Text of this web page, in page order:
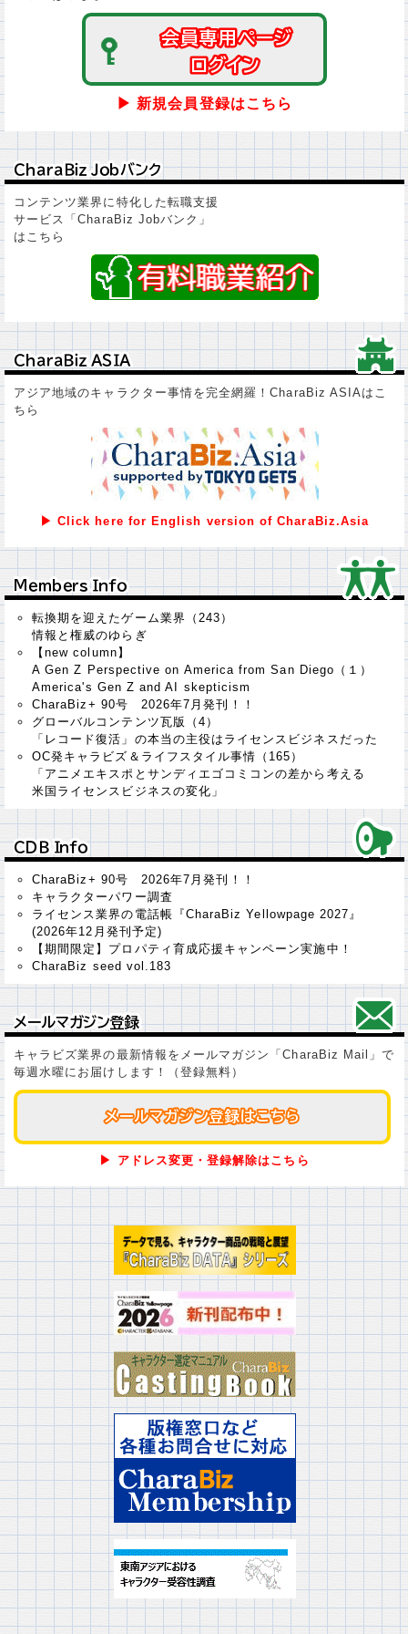
会員専用ページ
会員専用ページ
ログイン
ログイン
▶ 新規会員登録はこちら
ＣｈａｒａＢｉｚ Ｊｏｂバンク
ＣｈａｒａＢｉｚ Ｊｏｂバンク
コンテンツ業界に特化した転職支援
サービス「CharaBiz Jobバンク」
はこちら
ＣｈａｒａＢｉｚ ＡＳＩＡ
ＣｈａｒａＢｉｚ ＡＳＩＡ
アジア地域のキャラクター事情を完全網羅！CharaBiz ASIAはこ
ちら
▶ Click here for English version of CharaBiz.Asia
Ｍｅｍｂｅｒｓ Ｉｎｆｏ
Ｍｅｍｂｅｒｓ Ｉｎｆｏ
転換期を迎えたゲーム業界（243）
情報と権威のゆらぎ
【new column】
A Gen Z Perspective on America from San Diego（１）
America's Gen Z and AI skepticism
CharaBiz+ 90号 2026年7月発刊！！
グローバルコンテンツ瓦版（4）
「レコード復活」の本当の主役はライセンスビジネスだった
OC発キャラビズ＆ライフスタイル事情（165）
「アニメエキスポとサンディエゴコミコンの差から考える
米国ライセンスビジネスの変化」
ＣＤＢ Ｉｎｆｏ
ＣＤＢ Ｉｎｆｏ
CharaBiz+ 90号 2026年7月発刊！！
キャラクターパワー調査
ライセンス業界の電話帳『CharaBiz Yellowpage 2027』
(2026年12月発刊予定)
【期間限定】プロパティ育成応援キャンペーン実施中！
CharaBiz seed vol.183
メールマガジン登録
メールマガジン登録
キャラビズ業界の最新情報をメールマガジン「CharaBiz Mail」で
毎週水曜にお届けします！（登録無料）
メールマガジン登録はこちら
メールマガジン登録はこちら
▶ アドレス変更・登録解除はこちら